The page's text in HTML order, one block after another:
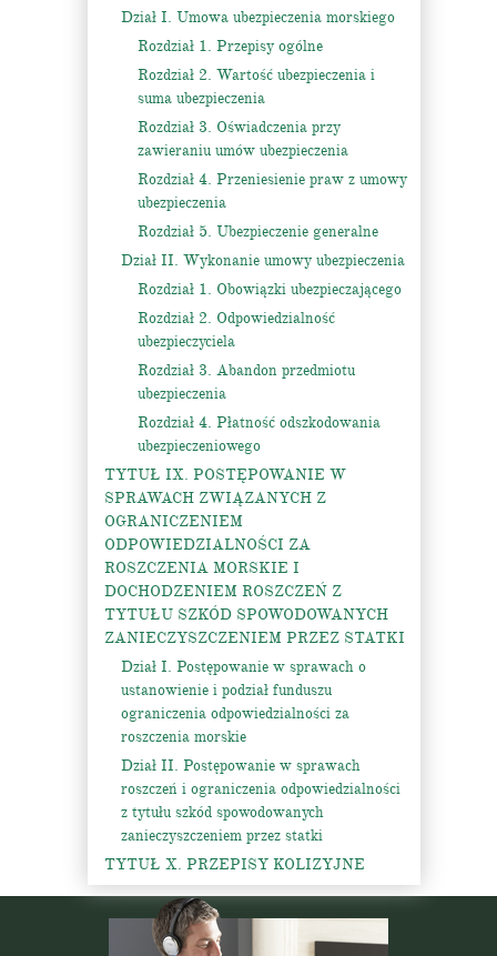
Dział I. Umowa ubezpieczenia morskiego
Rozdział 1. Przepisy ogólne
Rozdział 2. Wartość ubezpieczenia i
suma ubezpieczenia
Rozdział 3. Oświadczenia przy
zawieraniu umów ubezpieczenia
Rozdział 4. Przeniesienie praw z umowy
ubezpieczenia
Rozdział 5. Ubezpieczenie generalne
Dział II. Wykonanie umowy ubezpieczenia
Rozdział 1. Obowiązki ubezpieczającego
Rozdział 2. Odpowiedzialność
ubezpieczyciela
Rozdział 3. Abandon przedmiotu
ubezpieczenia
Rozdział 4. Płatność odszkodowania
ubezpieczeniowego
TYTUŁ IX. POSTĘPOWANIE W
SPRAWACH ZWIĄZANYCH Z
OGRANICZENIEM
ODPOWIEDZIALNOŚCI ZA
ROSZCZENIA MORSKIE I
DOCHODZENIEM ROSZCZEŃ Z
TYTUŁU SZKÓD SPOWODOWANYCH
ZANIECZYSZCZENIEM PRZEZ STATKI
Dział I. Postępowanie w sprawach o
ustanowienie i podział funduszu
ograniczenia odpowiedzialności za
roszczenia morskie
Dział II. Postępowanie w sprawach
roszczeń i ograniczenia odpowiedzialności
z tytułu szkód spowodowanych
zanieczyszczeniem przez statki
TYTUŁ X. PRZEPISY KOLIZYJNE